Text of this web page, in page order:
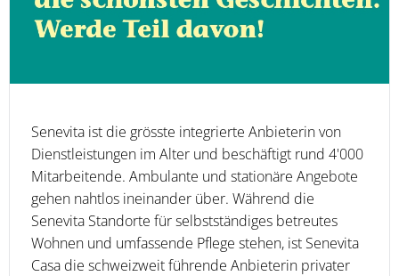
Senevita ist die grösste integrierte Anbieterin von
Dienstleistungen im Alter und beschäftigt rund 4'000
Mitarbeitende. Ambulante und stationäre Angebote
gehen nahtlos ineinander über. Während die
Senevita Standorte für selbstständiges betreutes
Wohnen und umfassende Pflege stehen, ist Senevita
Casa die schweizweit führende Anbieterin privater